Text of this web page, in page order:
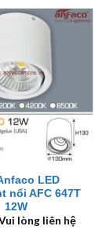
LED
nổi AFC 647T
12W
lòng liên hệ